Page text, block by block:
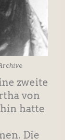
zweite
von
hatte
Die